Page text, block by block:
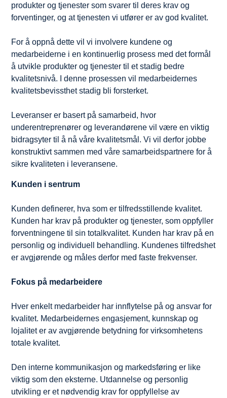
produkter og tjenester som svarer til deres krav og
forventinger, og at tjenesten vi utfører er av god kvalitet.
For å oppnå dette vil vi involvere kundene og
medarbeiderne i en kontinuerlig prosess med det formål
å utvikle produkter og tjenester til et stadig bedre
kvalitetsnivå. I denne prosessen vil medarbeidernes
kvalitetsbevissthet stadig bli forsterket.
Leveranser er basert på samarbeid, hvor
underentreprenører og leverandørene vil være en viktig
bidragsyter til å nå våre kvalitetsmål. Vi vil derfor jobbe
konstruktivt sammen med våre samarbeidspartnere for å
sikre kvaliteten i leveransene.
Kunden i sentrum
Kunden definerer, hva som er tilfredsstillende kvalitet.
Kunden har krav på produkter og tjenester, som oppfyller
forventningene til sin totalkvalitet. Kunden har krav på en
personlig og individuell behandling. Kundenes tilfredshet
er avgjørende og måles derfor med faste frekvenser.
Fokus på medarbeidere
Hver enkelt medarbeider har innflytelse på og ansvar for
kvalitet. Medarbeidernes engasjement, kunnskap og
lojalitet er av avgjørende betydning for virksomhetens
totale kvalitet.
Den interne kommunikasjon og markedsføring er like
viktig som den eksterne. Utdannelse og personlig
utvikling er et nødvendig krav for oppfyllelse av